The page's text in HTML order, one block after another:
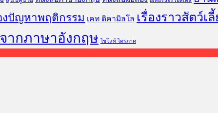
งปัญหาพฤติกรรม เคท ดิคามิลโล เรื่องราวสัตว์เ
ากภาษาอังกฤษ ไชโลห์ ไตรภาค